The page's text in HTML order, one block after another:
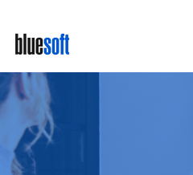
main
content